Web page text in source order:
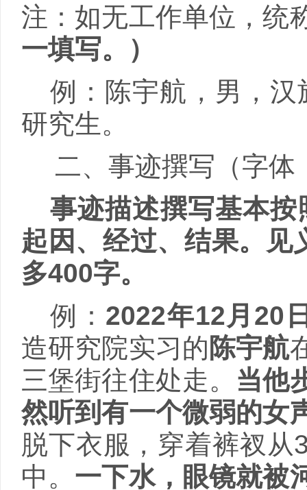
注：如无工作单位，统
一填写。）
例：陈宇航，男，
研究生。
二、事迹撰写（字体
事迹描述撰写基本按
起因、经过、结果。见
多400字。
例： 2022年12 月 20
造研究院实习的 陈宇航
三堡街往住处走。 当他
然听到有一个微弱的女
脱下衣服，穿着裤衩
中。 一下水，眼镜就被